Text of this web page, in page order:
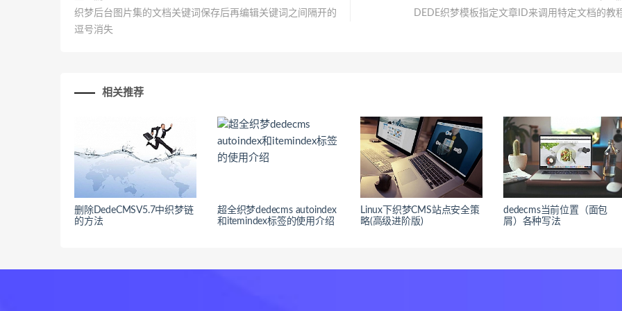
织梦后台图片集的文档关键词保存后再编辑关键词之间隔开的
逗号消失
DEDE织梦模板指定文章ID来调用特定文档的教
相关推荐
删除DedeCMSV5.7中织梦链
的方法
超全织梦dedecms autoindex
和itemindex标签的使用介绍
Linux下织梦CMS站点安全策
略(高级进阶版)
dedecms当前位置（面包
屑）各种写法